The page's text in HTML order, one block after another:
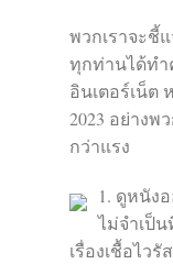
พวกเราจะชี้
ทุกท่านได้ทำ
อินเตอร์เน็ต
2023 อย่างพ
กว่าแรง
1. ดูหนัง
ไม่จำเป็
เรื่องเชื้อไว